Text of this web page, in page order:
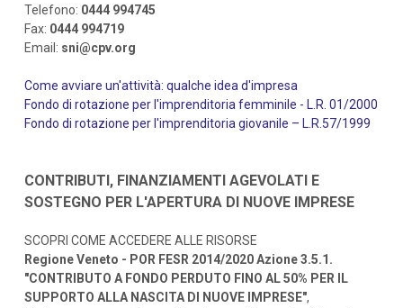
Telefono: 0444 994745
Fax: 0444 994719
Email: sni@cpv.org
Come avviare un'attività: qualche idea d'impresa
Fondo di rotazione per l'imprenditoria femminile - L.R. 01/2000
Fondo di rotazione per l'imprenditoria giovanile – L.R.57/1999
CONTRIBUTI, FINANZIAMENTI AGEVOLATI E
SOSTEGNO PER L'APERTURA DI NUOVE IMPRESE
SCOPRI COME ACCEDERE ALLE RISORSE
Regione Veneto - POR FESR 2014/2020 Azione 3.5.1.
"CONTRIBUTO A FONDO PERDUTO FINO AL 50% PER IL
SUPPORTO ALLA NASCITA DI NUOVE IMPRESE",